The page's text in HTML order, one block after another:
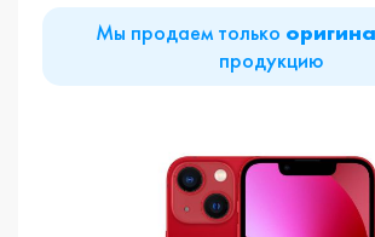
Мы продаем только
продукцию